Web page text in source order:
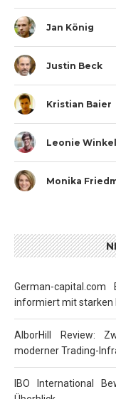
Jan König
Justin Beck
Kristian Baier
Leonie Winkel
Monika
German-
informiert mit starken
AlborHill Review:
moderner Trading-
IBO International